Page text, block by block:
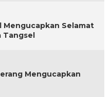
Mengucapkan Selamat
Tangsel
Mengucapkan